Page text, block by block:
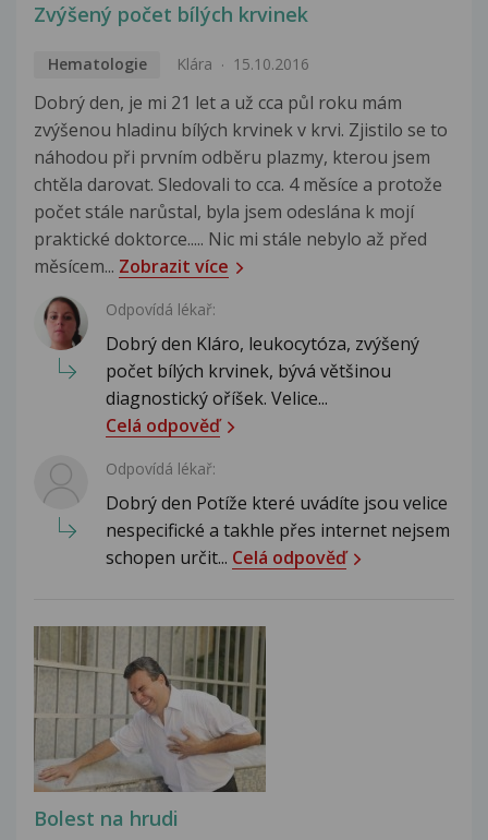
Zvýšený počet bílých krvinek
Hematologie Klára 15.10.2016
Dobrý den, je mi 21 let a už cca půl roku mám
zvýšenou hladinu bílých krvinek v krvi. Zjistilo se to
náhodou při prvním odběru plazmy, kterou jsem
chtěla darovat. Sledovali to cca. 4 měsíce a protože
počet stále narůstal, byla jsem odeslána k mojí
praktické doktorce..... Nic mi stále nebylo až před
měsícem... Zobrazit více
Odpovídá lékař:
Dobrý den Kláro, leukocytóza, zvýšený
počet bílých krvinek, bývá většinou
diagnostický oříšek. Velice...
Celá odpověď
Odpovídá lékař:
Dobrý den Potíže které uvádíte jsou velice
nespecifické a takhle přes internet nejsem
schopen určit... Celá odpověď
Bolest na hrudi